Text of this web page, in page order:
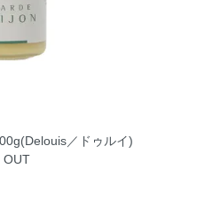
／ドゥルイ)
OUT